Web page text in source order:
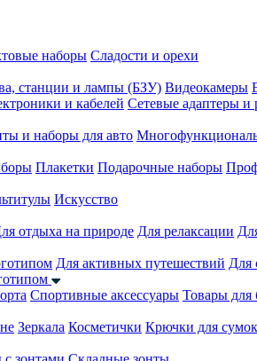
наборы Сладости и орехи
станции и лампы (БЗУ) Видеокамеры
и кабелей Сетевые адаптеры и
и наборы для авто
Плакетки Подарочные наборы
Искусство
отдыха на природе Для релаксации
Для активных путешествий Для
Спортивные аксессуары Товары для
Зеркала Косметички Крючки для сумок